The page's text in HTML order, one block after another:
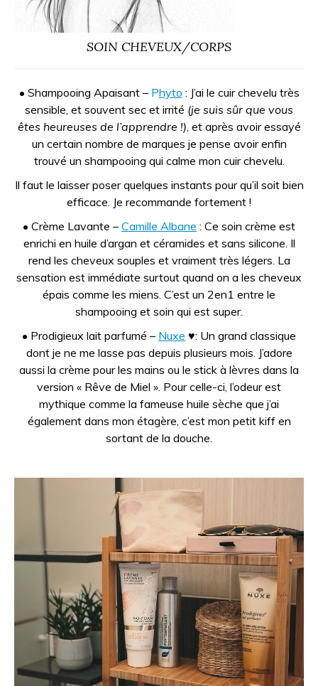
SOIN CHEVEUX/CORPS
• Shampooing Apaisant – Phyto : J’ai le cuir chevelu très
sensible, et souvent sec et irrité (je suis sûr que vous
êtes heureuses de l’apprendre !) , et après avoir essayé
un certain nombre de marques je pense avoir enfin
trouvé un shampooing qui calme mon cuir chevelu.
Il faut le laisser poser quelques instants pour qu’il soit bien
efficace. Je recommande fortement !
• Crème Lavante – Camille Albane : Ce soin crème est
enrichi en huile d’argan et céramides et sans silicone. Il
rend les cheveux souples et vraiment très légers. La
sensation est immédiate surtout quand on a les cheveux
épais comme les miens. C’est un 2en1 entre le
shampooing et soin qui est super.
• Prodigieux lait parfumé – Nuxe ♥: Un grand classique
dont je ne me lasse pas depuis plusieurs mois. J’adore
aussi la crème pour les mains ou le stick à lèvres dans la
version « Rêve de Miel ». Pour celle-ci, l’odeur est
mythique comme la fameuse huile sèche que j’ai
également dans mon étagère, c’est mon petit kiff en
sortant de la douche.